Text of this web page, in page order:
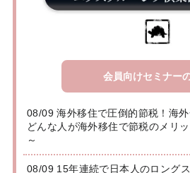
会員向けセミナー
08/09 海外移住で圧倒的節税！海
どんな人が海外移住で節税のメリ
～
08/09 15年連続で日本人のロング